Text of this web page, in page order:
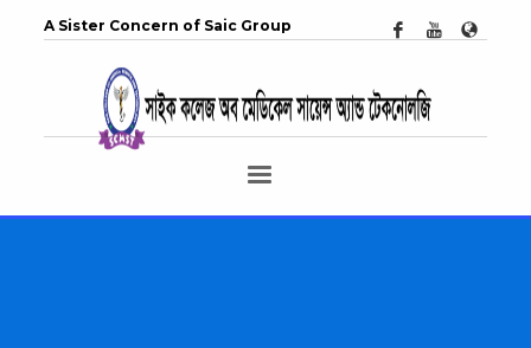
A Sister Concern of Saic Group